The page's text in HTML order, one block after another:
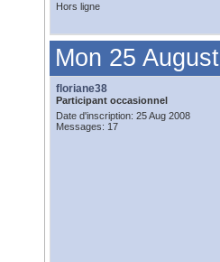
Hors ligne
Mon 25
floriane38
Participant occasionnel
Date d'inscription: 25 Aug 2008
Messages: 17